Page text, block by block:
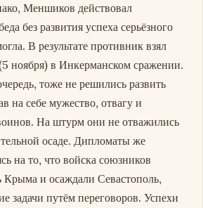
Меншиков действовал
без развития успеха серьёзного
В результате противник взял
ноября) в Инкерманском сражении.
тоже не решились развить
на себе мужество, отвагу и
На штурм они не отважились
осаде. Дипломаты же
на то, что войска союзников
Крыма и осаждали Севастополь,
задачи путём переговоров. Успехи